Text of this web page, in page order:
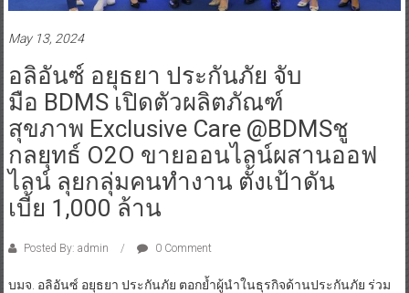
May 13, 2024
อลิอันซ์ อยุธยา ประกันภัย จับ
มือ BDMS เปิดตัวผลิตภัณฑ์
สุขภาพ Exclusive Care @BDMSชู
กลยุทธ์ O2O ขายออนไลน์ผสานออฟ
ไลน์ ลุยกลุ่มคนทำงาน ตั้งเป้าดัน
เบี้ย 1,000 ล้าน
Posted By: admin 0 Comment
บมจ. อลิอันซ์ อยุธยา ประกันภัย ตอกย้ำผู้นำในธุรกิจด้านประกันภัย ร่วม